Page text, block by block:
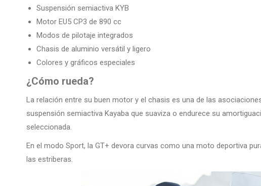
Suspensión semiactiva KYB
Motor EU5 CP3 de 890 cc
Modos de pilotaje integrados
Chasis de aluminio versátil y ligero
Colores y gráficos especiales
¿Cómo rueda?
La relación entre su buen motor y el chasis es una de las
suspensión semiactiva Kayaba que suaviza o endurece su
seleccionada.
En el modo Sport, la GT+ devora curvas como una moto deportiva
las estriberas.